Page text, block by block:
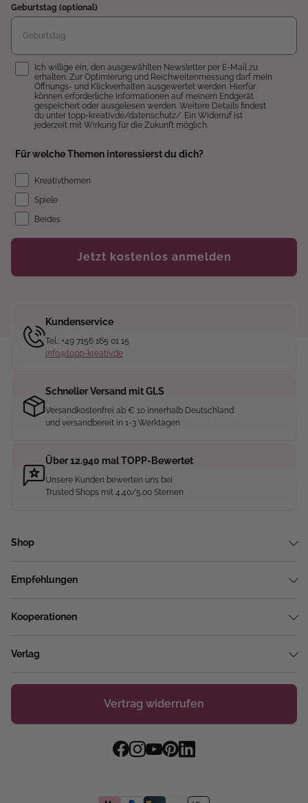
Geburtstag (optional)
Einwilligung
Ich willige ein, den ausgewählten Newsletter per E-Mail zu
erhalten. Zur Optimierung und Reichweitenmessung darf mein
Öffnungs- und Klickverhalten ausgewertet werden. Hierfür
können erforderliche Informationen auf meinem Endgerät
gespeichert oder ausgelesen werden. Weitere Details findest
du unter topp-kreativ.de/datenschutz/. Ein Widerruf ist
jederzeit mit Wirkung für die Zukunft möglich.
Für welche Themen interessierst du dich?
Kreativthemen
Spiele
Beides
Jetzt kostenlos anmelden
Kundenservice
Tel.: +49 7156 165 01 15
info@topp-kreativ.de
Schneller Versand mit GLS
Versandkostenfrei ab € 10 innerhalb Deutschland
und versandbereit in 1-3 Werktagen
Über 12.940 mal TOPP-Bewertet
Unsere Kunden bewerten uns bei
Trusted Shops mit 4.40/5.00 Sternen
Shop
Empfehlungen
Kooperationen
Verlag
Vertrag widerrufen